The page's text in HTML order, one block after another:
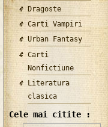
Dragoste
Carti Vampiri
Urban Fantasy
Carti
Nonfictiune
Literatura
clasica
Cele mai citite :